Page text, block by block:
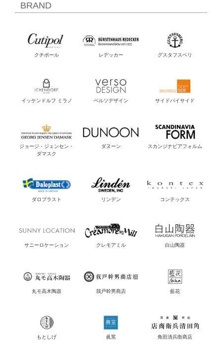
BRAND
クチポール レデッカー グスタフスベリ
イッケンドルフ ミラノ ベルソデザイン サイドバイサイド
ジョージ・ジェンセン・
ダマスク
ダヌーン スカンジナビアフォルム
ダロプラスト リンデン コンテックス
サニーロケーション クレモアミル 白山陶器
丸モ高木陶器 我戸幹男商店 藍花
もとしげ 眞窯 角田清兵衛商店